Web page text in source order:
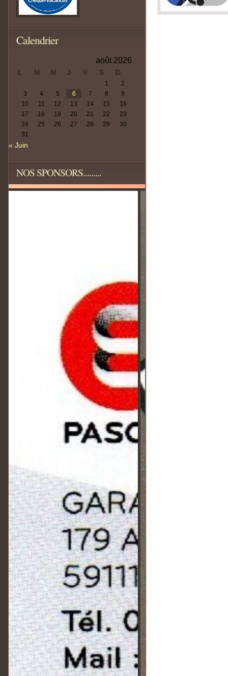
Calendrier
août 2026
L M M J V S D
1
2
3
4 5 6 7 8
9
10
11 12 13 14 15
16
17
18 19 20 21 22
23
24
25 26 27 28 29
30
31
« Juin
NOS SPONSORS.........